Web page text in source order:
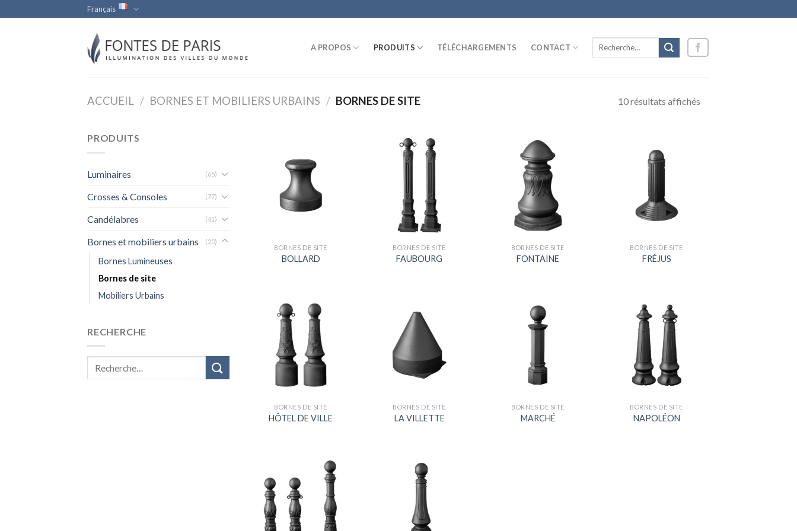
to
Français
A PROPOS PRODUITS TÉLÉCHARGEMENTS CONTACT
Recherche
ACCUEIL / BORNES ET MOBILIERS URBAINS / BORNES DE SITE 10 résultats affichés
PRODUITS
Luminaires (65)
Crosses & Consoles (77)
Candélabres (41)
Bornes et mobiliers urbains (20)
Bornes Lumineuses
Bornes de site
Mobiliers Urbains
RECHERCHE
BORNES DE SITE
BOLLARD
BORNES DE SITE
FAUBOURG
BORNES DE SITE
FONTAINE
BORNES DE SITE
FRÉJUS
BORNES DE SITE
HÔTEL DE VILLE
BORNES DE SITE
LA VILLETTE
BORNES DE SITE
MARCHÉ
BORNES DE SITE
NAPOLÉON